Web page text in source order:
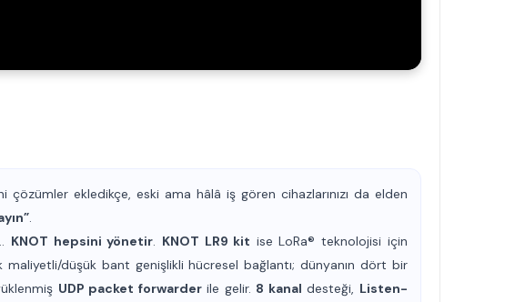
çözümler ekledikçe, eski ama hâlâ iş gören cihazlarınızı da elden
KNOT hepsini yönetir KNOT LR9 kit ise LoRa® teknolojisi için
maliyetli/düşük bant genişlikli hücresel bağlantı; dünyanın dört bir
UDP packet forwarderile gelir. 8 kanal desteği, Listen-